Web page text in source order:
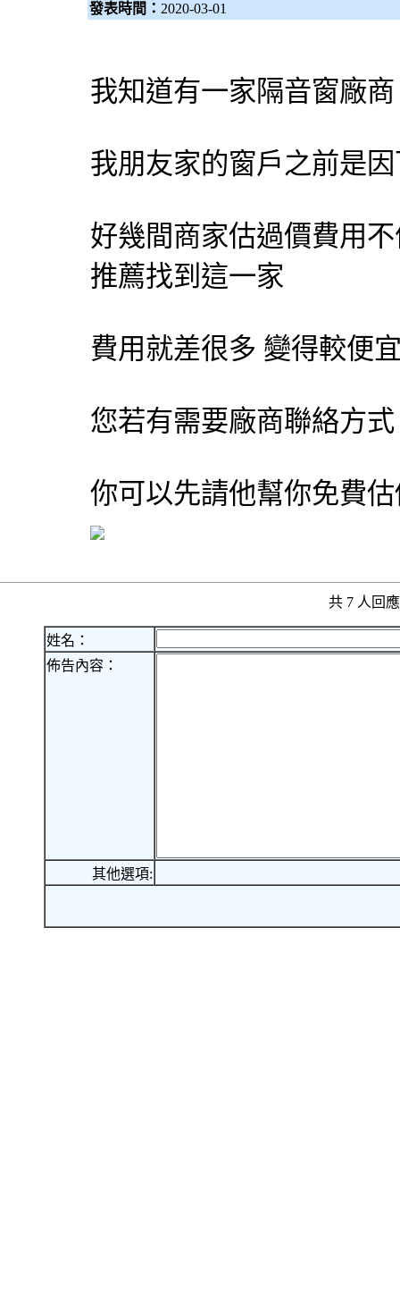
發表時間： 2020-03-01
我知道有一家隔音窗廠
我朋友家的窗戶之前是
好幾間商家估過價費用
推薦找到這一家
費用就差很多 變得較便
您若有需要廠商聯絡方式
你可以先請他幫你免費
共 7 人回
姓名：
佈告內容：
其他選項: